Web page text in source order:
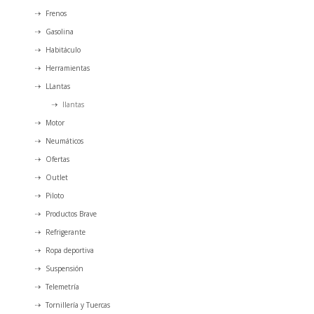
Frenos
Gasolina
Habitáculo
Herramientas
LLantas
llantas
Motor
Neumáticos
Ofertas
Outlet
Piloto
Productos Brave
Refrigerante
Ropa deportiva
Suspensión
Telemetría
Tornillería y Tuercas